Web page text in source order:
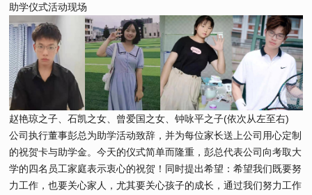
助学仪式活动现场
赵艳琼之子、石凯之女、曾爱国之女、钟咏平之子(依次从左至右)
公司执行董事彭总为助学活动致辞，并为每位家长送上公司用心定制
的祝贺卡与助学金。今天的仪式简单而隆重，彭总代表公司向考取大
学的四名员工家庭表示衷心的祝贺！同时提出希望：希望我们既要努
力工作，也要关心家人，尤其要关心孩子的成长，通过我们努力工作